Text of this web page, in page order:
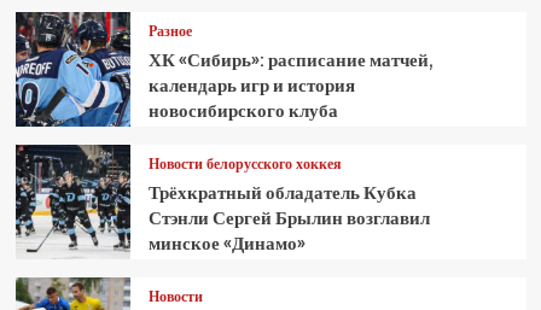
Разное
ХК «Сибирь»: расписание матчей,
календарь игр и история
новосибирского клуба
Новости белорусского хоккея
Трёхкратный обладатель Кубка
Стэнли Сергей Брылин возглавил
минское «Динамо»
Новости